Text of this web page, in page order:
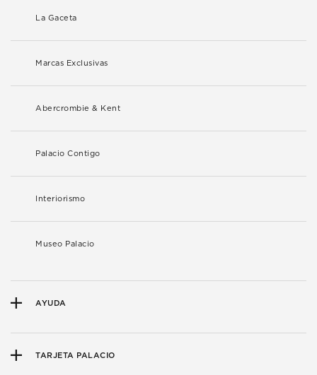
La Gaceta
Marcas Exclusivas
Abercrombie & Kent
Palacio Contigo
Interiorismo
Museo Palacio
AYUDA
TARJETA PALACIO